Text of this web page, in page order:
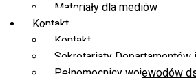
Materiały dla mediów
Kontakt
Kontakt
Sekretariaty Departamentów
Pełnomocnicy wojewodów